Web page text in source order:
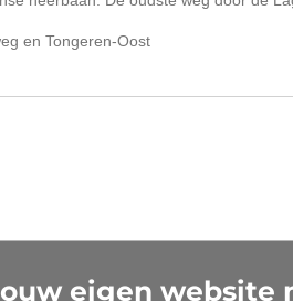
en Tongeren-Oost
eigen website